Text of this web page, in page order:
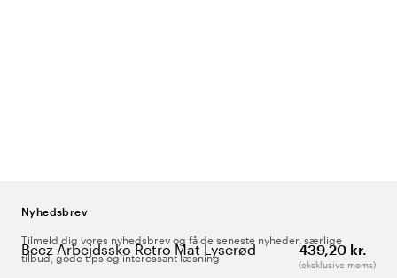
Beez Arbejdssko Retro Mat Lyserød 439,20 kr.
(eksklusive moms)
Nyhedsbrev
Tilmeld dig vores nyhedsbrev og få de seneste nyheder, særlige
tilbud, gode tips og interessant læsning